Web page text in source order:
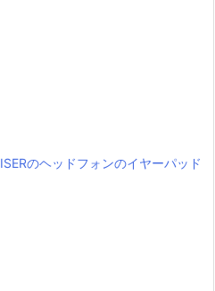
のヘッドフォンのイヤーパッド